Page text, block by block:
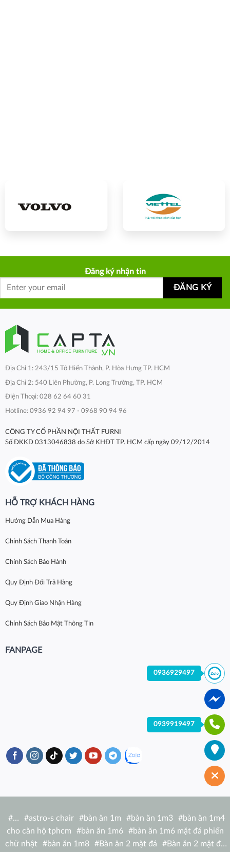
Đăng ký nhận tin
Địa Chỉ 1: 243/15 Tô Hiến Thành, P. Hòa Hưng TP. HCM
Địa Chỉ 2: 540 Liên Phường, P. Long Trường, TP. HCM
Điện Thoại: 028 62 64 60 31
Hotline: 0936 92 94 97 - 0968 90 94 96
CÔNG TY CỔ PHẦN NỘI THẤT FURNI
Số ĐKKD 0313046838 do Sở KHĐT TP. HCM cấp ngày 09/12/2014
HỖ TRỢ KHÁCH HÀNG
Hướng Dẫn Mua Hàng
Chính Sách Thanh Toán
Chính Sách Bảo Hành
Quy Định Đổi Trả Hàng
Quy Định Giao Nhận Hàng
Chính Sách Bảo Mật Thông Tin
FANPAGE
#… #astro-s chair #bàn ăn 1m #bàn ăn 1m3 #bàn ăn 1m4
cho căn hộ tphcm
#bàn ăn 1m6 #bàn ăn 1m6 mặt đá phiến
chữ nhật
#bàn ăn 1m8 #Bàn ăn 2 mặt đá #Bàn ăn 2 mặt đá
0936929497
0939919497